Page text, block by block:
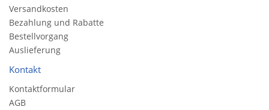
Versandkosten
Bezahlung und Rabatte
Bestellvorgang
Auslieferung
Kontakt
Kontaktformular
AGB